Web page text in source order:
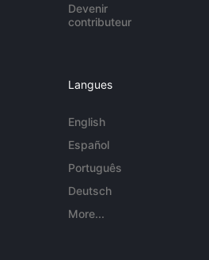
Devenir
contributeur
Langues
English
Español
Português
Deutsch
More...